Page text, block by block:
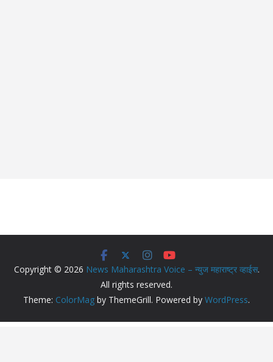
Copyright © 2026 News Maharashtra Voice – न्युज महाराष्ट्र व्हाईस.
All rights reserved.
Theme: ColorMag by ThemeGrill. Powered by WordPress.